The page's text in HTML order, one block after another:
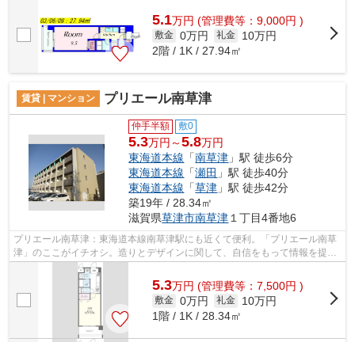
5.1万円 (管理費等：9,000円 )
敷金 0万円 礼金
10万円
2階 / 1K / 27.94㎡
賃貸 | マンション プリエール南草津
仲手半額 敷0
5.3万円～5.8万円
東海道本線 「南草津 」駅 徒歩6分
東海道本線 「瀬田 」駅 徒歩40分
東海道本線 「草津 」駅 徒歩42分
築19年 / 28.34㎡
滋賀県草津市南草津 １丁目4番地6
プリエール南草津：東海道本線南草津駅にも近くて便利。「プリエール南草
津」のここがイチオシ。造りとデザインに関して、自信をもって情報を提供
できるマンションです。駅から徒歩6分...
5.3万円 (管理費等：7,500円 )
敷金 0万円 礼金
10万円
1階 / 1K / 28.34㎡